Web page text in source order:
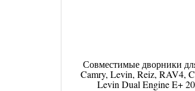
Совместимые дворники
Camry, Levin, Reiz, RAV4,
Levin Dual Engine E+